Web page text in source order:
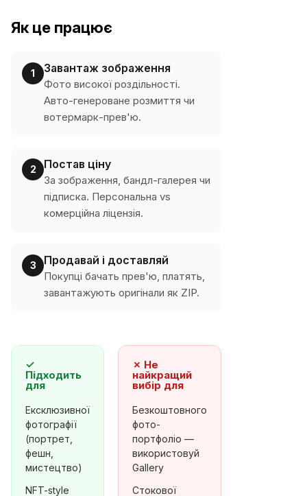
Як це працює
1 Завантаж зображення
Фото високої роздільності.
Авто-генероване розмиття чи
вотермарк-прев'ю.
2 Постав ціну
За зображення, бандл-галерея чи
підписка. Персональна vs
комерційна ліцензія.
3 Продавай і доставляй
Покупці бачать прев'ю, платять,
завантажують оригінали як ZIP.
✓
Підходить
для
Ексклюзивної
фотографії
(портрет,
фешн,
мистецтво)
NFT-style
✗ Не
найкращий
вибір для
Безкоштовного
фото-
портфоліо —
використовуй
Gallery
Стокової